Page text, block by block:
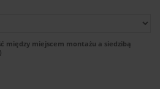
między miejscem montażu a siedzibą